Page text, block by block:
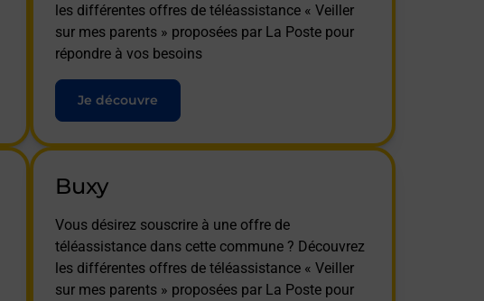
les différentes offres de téléassistance « Veiller
sur mes parents » proposées par La Poste pour
répondre à vos besoins
Je découvre
Buxy
Vous désirez souscrire à une offre de
téléassistance dans cette commune ? Découvrez
les différentes offres de téléassistance « Veiller
sur mes parents » proposées par La Poste pour